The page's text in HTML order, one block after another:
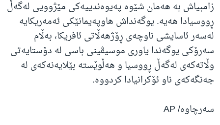
زامبیاش بە هەمان شێوە پەیوەندییەکی مێژوویی لەگەڵ
ڕووسیادا هەیە. یوگەنداش هاوپەیمانێکی ئەمەریکایە
لەسەر ئاسایشی ناوچەی ڕۆژهەڵاتی ئافریکا، بەڵام
سەرۆکی یوگەندا یاوری موسیڤینی باسی لە دۆستایەتی
وڵاتەکەی لەگەڵ ڕووسیا و هەڵوێستە بێلایەنەکەی لە
جەنگەکەی ناو ئۆکرانیادا کردووە.
سەرچاوە/ AP